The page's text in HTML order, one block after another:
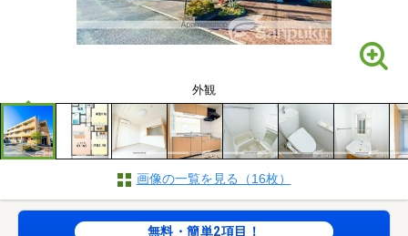
外観
画像の一覧を見る（16枚）
無料・簡単2項目！